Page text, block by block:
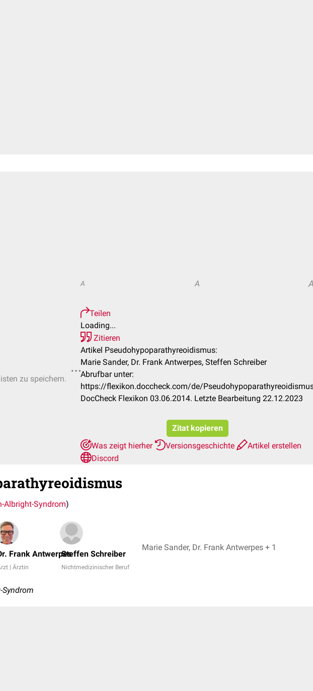
zu speichern.
A A A
Teilen
Loading...
Zitieren
Artikel Pseudohypoparathyreoidismus:
Marie Sander, Dr. Frank Antwerpes, Steffen Schreiber
Abrufbar unter:
https://flexikon.doccheck.com/de/
DocCheck Flexikon 03.06.2014. Letzte Bearbeitung 22.12.2023
Zitat kopieren
Was zeigt hierher
Versionsgeschichte
Artikel erstellen
Discord
Albright-Syndrom)
Frank Antwerpes
| Ärztin
Steffen Schreiber
Nichtmedizinischer Beruf
Marie Sander, Dr. Frank Antwerpes + 1